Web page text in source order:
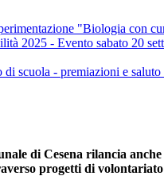
"Biologia con
2025 - Evento sabato 20
scuola - premiazioni e saluto
di Cesena rilancia
progetti di